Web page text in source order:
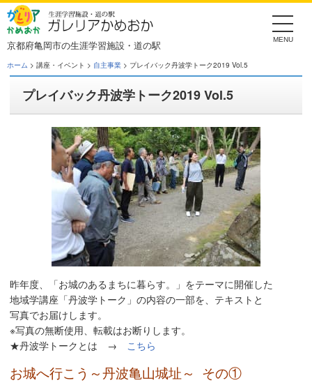
Skip
to
the
content
京都府亀岡市の生涯学習施設・道の駅
ホーム > 講座・イベント > 自主事業 > プレイバック丹波学トーク2019 Vol.5
プレイバック丹波学トーク2019 Vol.5
昨年度、「お城のあるまちに暮らす。」をテーマに開催した
地域学講座「丹波学トーク」の内容の一部を、テキストと
写真でお届けします。
※写真の無断使用、転載はお断りします。
★丹波学トークとは → こちら
お城へ行こう～丹波亀山城址～ その①